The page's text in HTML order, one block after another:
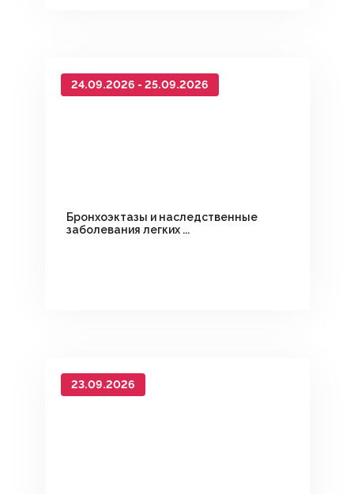
24.09.2026 - 25.09.2026
Бронхоэктазы и наследственные
заболевания легких ...
23.09.2026